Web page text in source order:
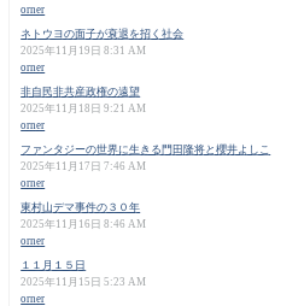
orner
ネトウヨの面子が衰退を招く社会
2025年11月19日 8:31 AM
orner
非自民非共産政権の遠望
2025年11月18日 9:21 AM
orner
ファンタジーの世界に生きる門田隆将と櫻井よしこ
2025年11月17日 7:46 AM
orner
東村山デマ事件の３０年
2025年11月16日 8:46 AM
orner
１１月１５日
2025年11月15日 5:23 AM
orner